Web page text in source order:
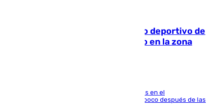
Un incendio en un local del puerto deportivo de
Fuengirola genera una gran susto en la zona
El fuego se originó alrededor de las 20.45 horas en el
establecimiento El Cateto y quedó extinguido poco después de las